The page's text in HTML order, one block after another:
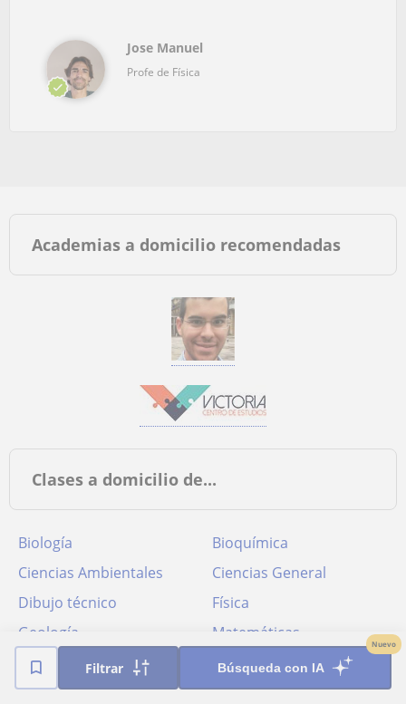
Filtrar Búsqueda con IA
Nuevo
Jose Manuel
Profe de Física
Academias a domicilio recomendadas
Clases a domicilio de...
Biología
Bioquímica
Ciencias Ambientales
Ciencias General
Dibujo técnico
Física
Geología
Matemáticas
Química
Veterinaria